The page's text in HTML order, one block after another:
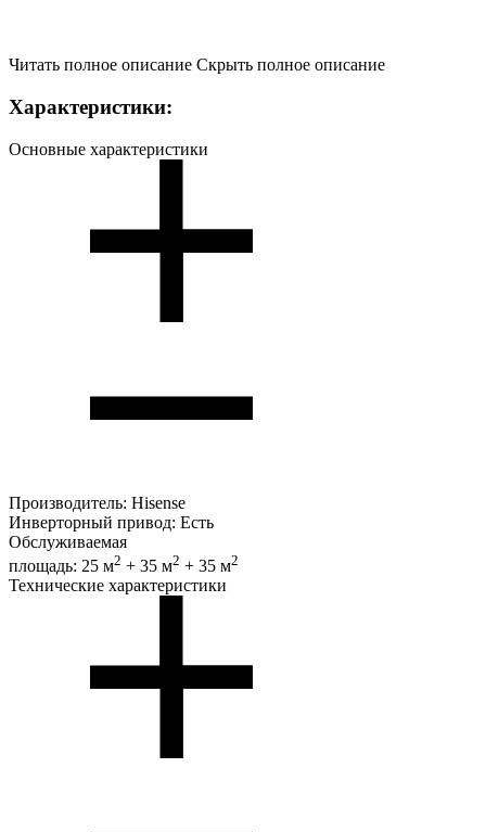
Читать полное описание Скрыть полное описание
Характеристики:
Основные характеристики
Производитель: Hisense
Инверторный привод: Есть
Обслуживаемая
площадь: 25 м2 + 35 м2 + 35 м2
Технические характеристики